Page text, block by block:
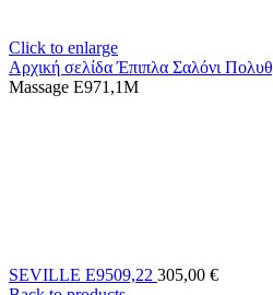
Click to enlarge
Αρχική σελίδαΈπιπλα Σαλόνι
Massage E971,1M
SEVILLE E9509,22 305,00 €